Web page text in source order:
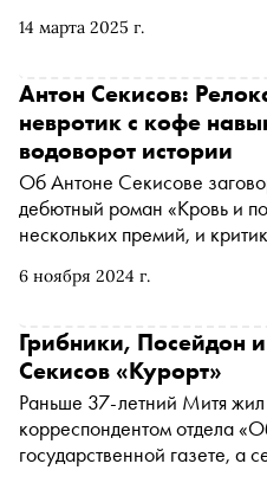
14 марта 2025 г.
месяцев все обсуждают
то, что стала героиней
литературном мире не
6 ноября 2024 г.
Антон Секисов:
невротик с кофе
водоворот истории
Об Антоне Секисове
дебютный роман «Кровь и
нескольких премий, и
Каждая новая книга
«Бог тревоги». Лирический
события в жизни самого
«Курорт» главный герой
2022 года уезжает из
Антон уже вернулся и
романе
Грибники, Посейдон
Секисов «Курорт»
Раньше 37-летний Митя
корреспондентом отдела
государственной газете, а